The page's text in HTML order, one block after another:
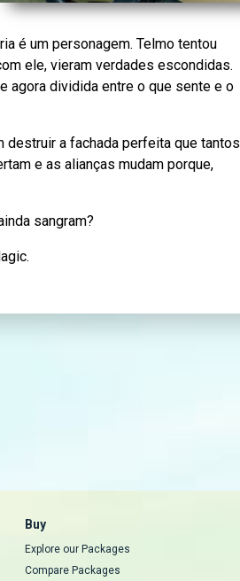
é um personagem. Telmo tentou
ele, vieram verdades escondidas.
agora dividida entre o que sente e o
destruir a fachada perfeita que tantos
e as alianças mudam porque,
sangram?
Buy
Explore our Packages
Compare Packages